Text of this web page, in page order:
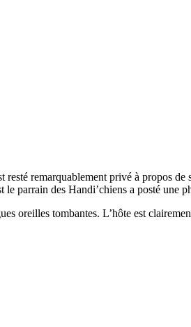
remarquablement privé à propos
parrain des Handi’chiens a posté une
oreilles tombantes. L’hôte est